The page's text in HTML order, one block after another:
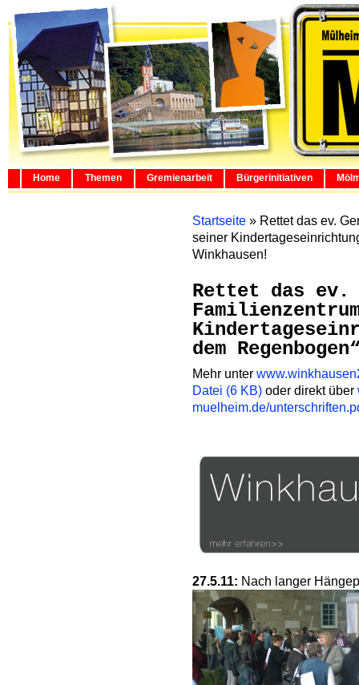
Home Themen Gremienarbeit Bürgerinitiativen
Startseite » Rettet das ev.
seiner
Winkhausen!
Rettet das ev.
dem
Mehr unter
Datei (6 KB) oder direkt über
muelheim.de/
27.5.11: Nach langer